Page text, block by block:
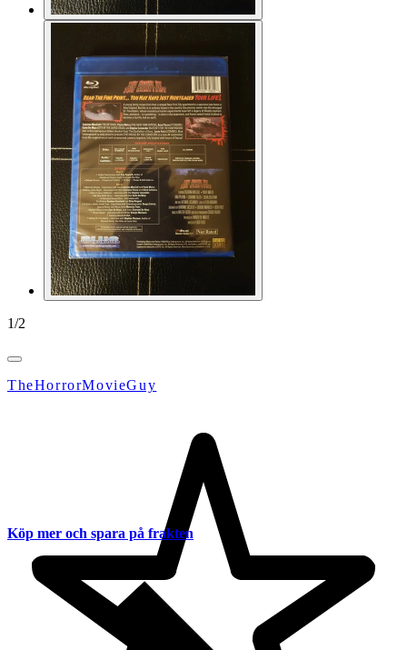
1/2
TheHorrorMovieGuy
Köp mer och spara på frakten